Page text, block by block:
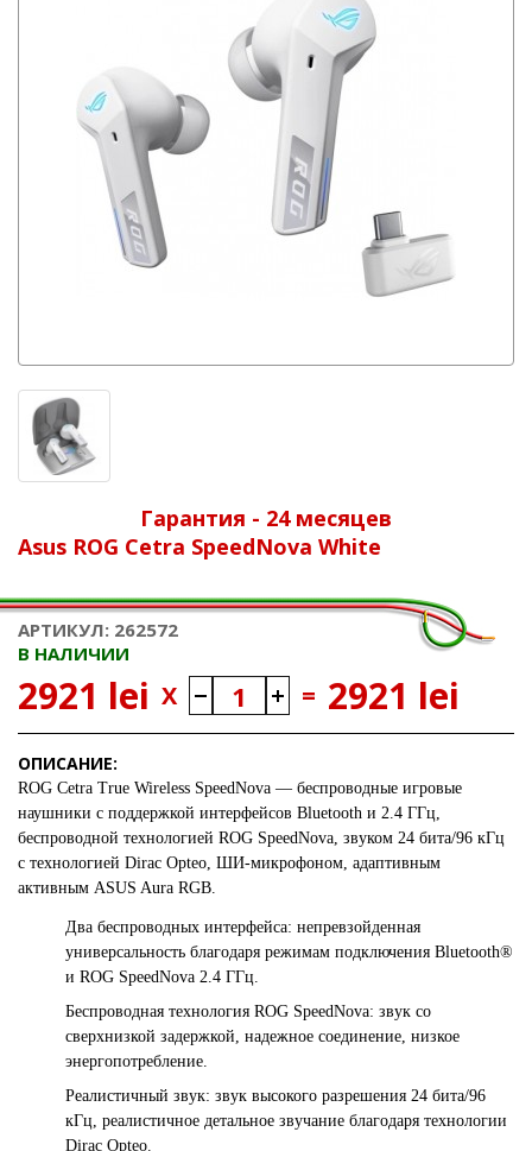
Гарантия - 24 месяцев
Asus ROG Cetra SpeedNova White
АРТИКУЛ: 262572
В НАЛИЧИИ
2921 lei X = 2921 lei
ОПИСАНИЕ:
ROG Cetra True Wireless SpeedNova — беспроводные игровые
наушники с поддержкой интерфейсов Bluetooth и 2.4 ГГц,
беспроводной технологией ROG SpeedNova, звуком 24 бита/96 кГц
с технологией Dirac Opteo, ШИ-микрофоном, адаптивным
активным ASUS Aura RGB.
Два беспроводных интерфейса: непревзойденная
универсальность благодаря режимам подключения Bluetooth®
и ROG SpeedNova 2.4 ГГц.
Беспроводная технология ROG SpeedNova: звук со
сверхнизкой задержкой, надежное соединение, низкое
энергопотребление.
Реалистичный звук: звук высокого разрешения 24 бита/96
кГц, реалистичное детальное звучание благодаря технологии
Dirac Opteo.